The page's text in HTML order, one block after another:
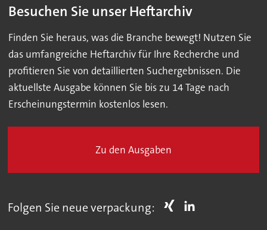
Besuchen Sie unser Heftarchiv
Finden Sie heraus, was die Branche bewegt! Nutzen Sie
das umfangreiche Heftarchiv für Ihre Recherche und
profitieren Sie von detaillierten Suchergebnissen. Die
aktuellste Ausgabe können Sie bis zu 14 Tage nach
Erscheinungstermin kostenlos lesen.
Zu den Ausgaben
Folgen Sie neue verpackung: